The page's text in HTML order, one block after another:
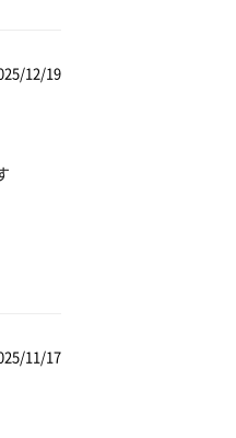
12/19
11/17